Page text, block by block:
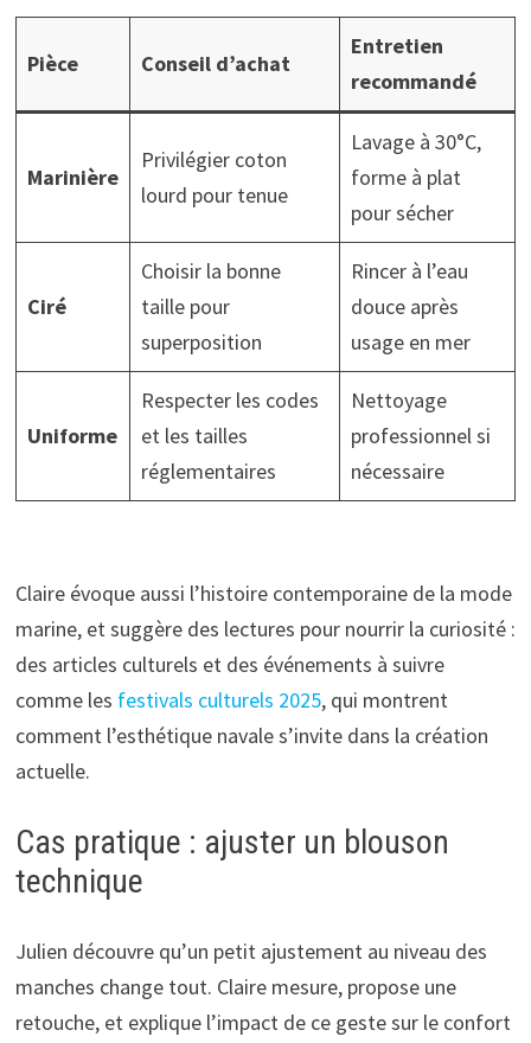
Pièce Conseil d’achat
Entretien
recommandé
Marinière
Privilégier coton
lourd pour tenue
Lavage à 30°C,
forme à plat
pour sécher
Ciré
Choisir la bonne
taille pour
superposition
Rincer à l’eau
douce après
usage en mer
Uniforme
Respecter les codes
et les tailles
réglementaires
Nettoyage
professionnel si
nécessaire
Claire évoque aussi l’histoire contemporaine de la mode
marine, et suggère des lectures pour nourrir la curiosité :
des articles culturels et des événements à suivre
comme les festivals culturels 2025, qui montrent
comment l’esthétique navale s’invite dans la création
actuelle.
Cas pratique : ajuster un blouson
technique
Julien découvre qu’un petit ajustement au niveau des
manches change tout. Claire mesure, propose une
retouche, et explique l’impact de ce geste sur le confort